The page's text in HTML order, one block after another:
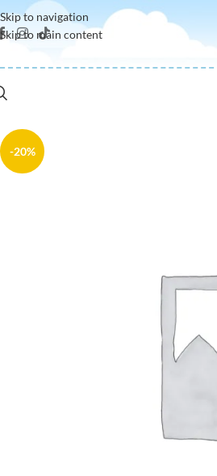
Skip to navigation
Skip to main content
-20%